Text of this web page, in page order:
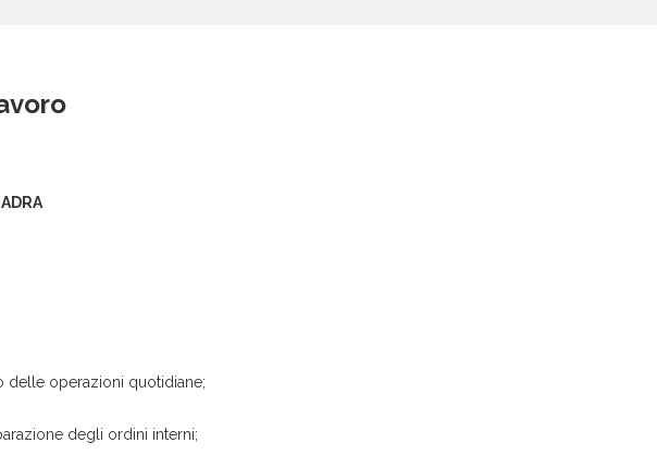
delle operazioni quotidiane;
degli ordini interni;